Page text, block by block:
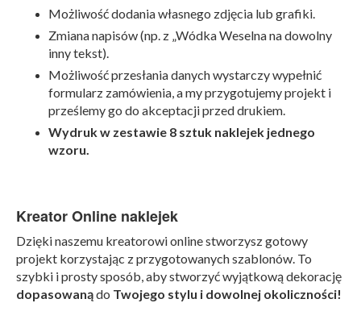
Możliwość dodania własnego zdjęcia lub grafiki.
Zmiana napisów (np. z „Wódka Weselna na dowolny
inny tekst).
Możliwość przesłania danych wystarczy wypełnić
formularz zamówienia, a my przygotujemy projekt i
prześlemy go do akceptacji przed drukiem.
Wydruk w zestawie 8 sztuk naklejek jednego
wzoru.
Kreator Online naklejek
Dzięki naszemu kreatorowi online stworzysz gotowy
projekt korzystając z przygotowanych szablonów. To
szybki i prosty sposób, aby stworzyć wyjątkową dekorację
dopasowanądo Twojego stylu i dowolnej okoliczności!